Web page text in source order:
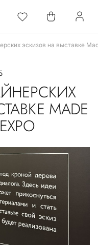
эскизов на выставке
MADE